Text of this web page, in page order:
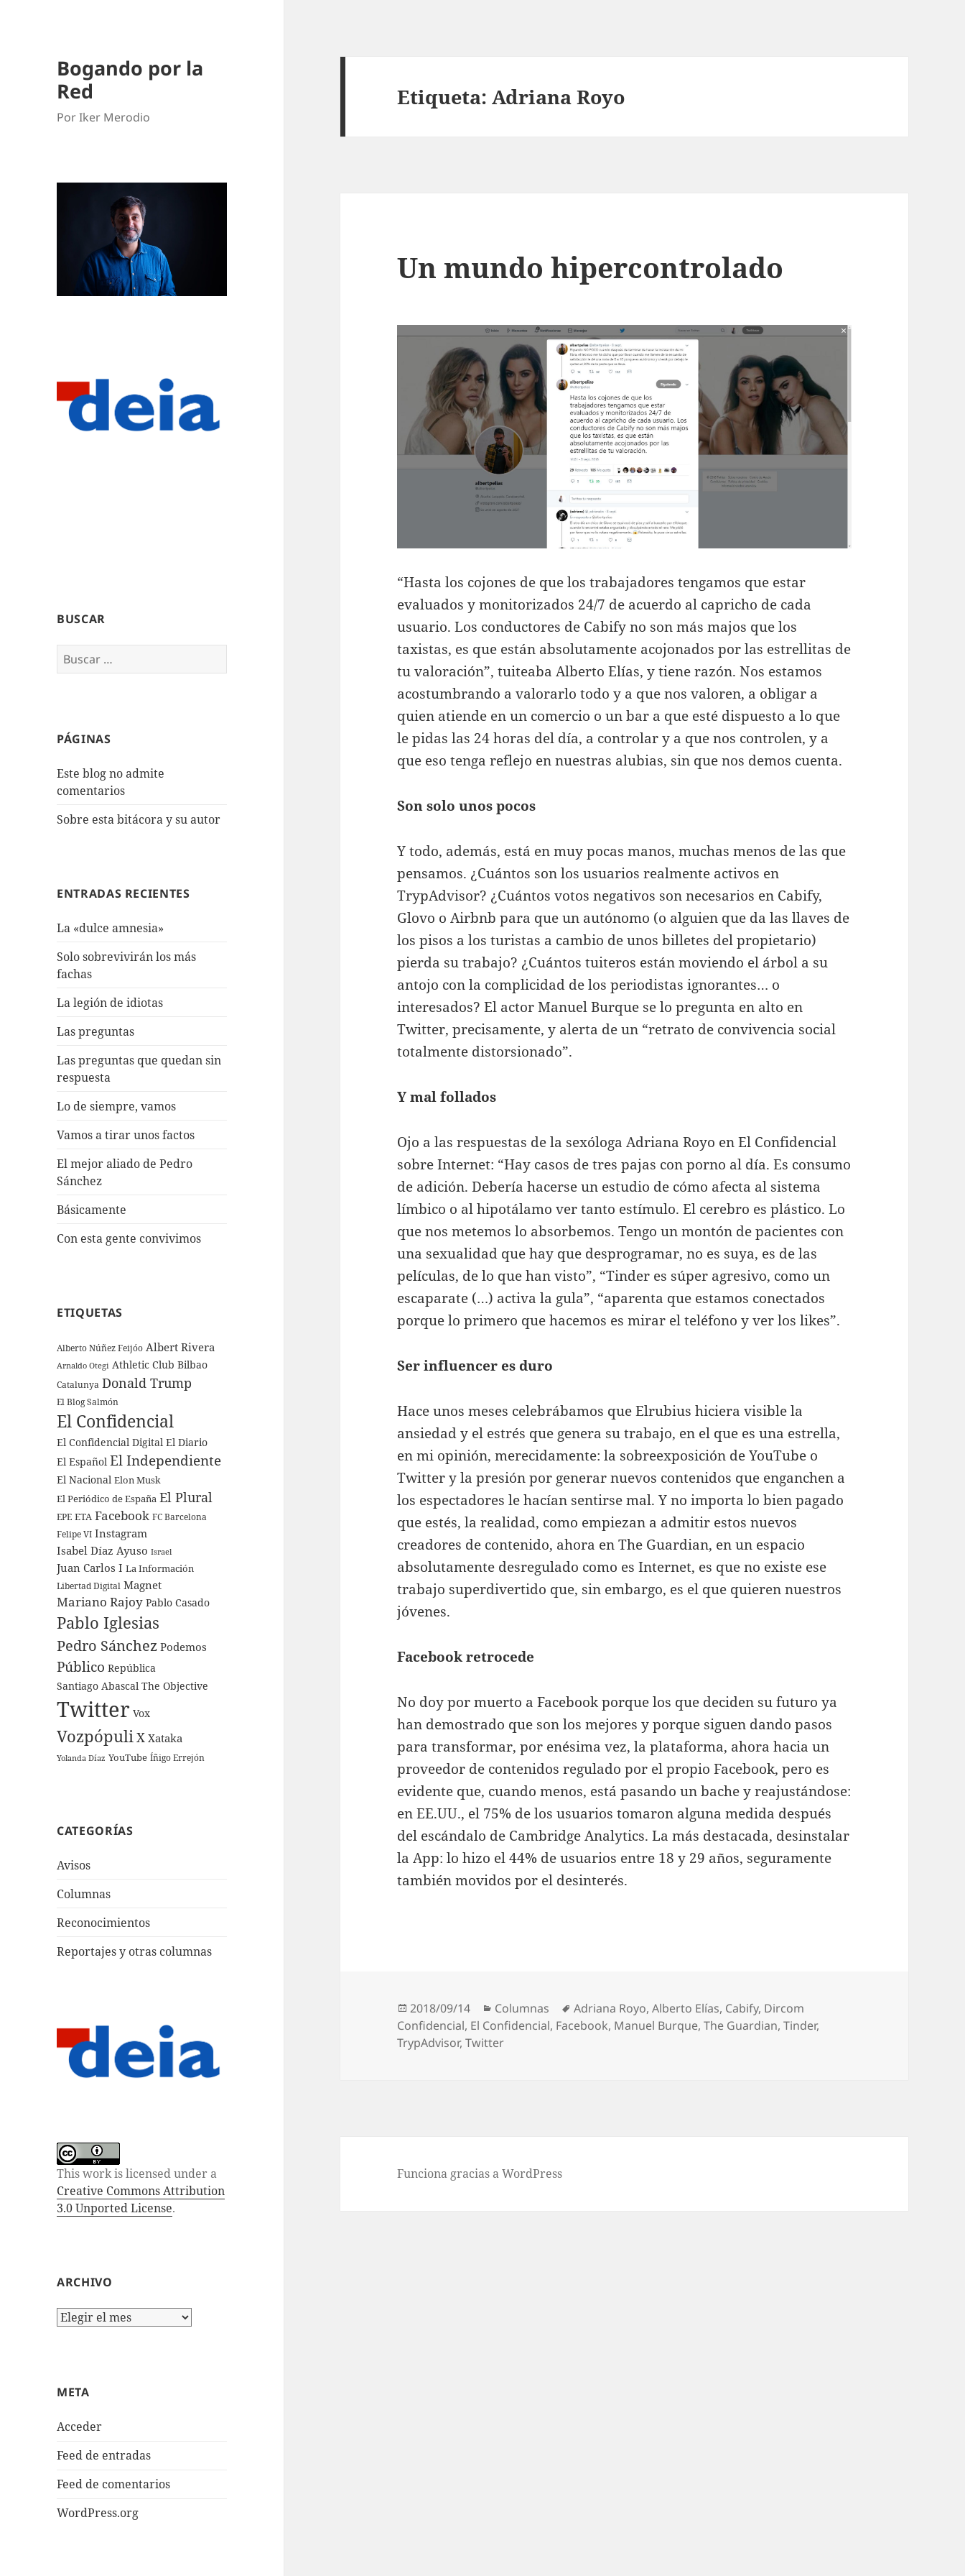
Bogando por la
Red
Por Iker Merodio
BUSCAR
Buscar:
PÁGINAS
Este blog no admite
comentarios
Sobre esta bitácora y su autor
ENTRADAS RECIENTES
La «dulce amnesia»
Solo sobrevivirán los más
fachas
La legión de idiotas
Las preguntas
Las preguntas que quedan sin
respuesta
Lo de siempre, vamos
Vamos a tirar unos factos
El mejor aliado de Pedro
Sánchez
Básicamente
Con esta gente convivimos
ETIQUETAS
Alberto Núñez Feijóo Albert Rivera
Arnaldo Otegi Athletic Club Bilbao
Catalunya Donald Trump
El Blog Salmón
El Confidencial
El Confidencial Digital El Diario
El Español El Independiente
El Nacional Elon Musk
El Periódico de España El Plural
EPE ETA Facebook FC Barcelona
Felipe VI Instagram
Isabel Díaz Ayuso Israel
Juan Carlos I La Información
Libertad Digital Magnet
Mariano Rajoy Pablo Casado
Pablo Iglesias
Pedro Sánchez Podemos
Público República
Santiago Abascal The Objective
Twitter Vox
Vozpópuli X Xataka
Yolanda Díaz YouTube Íñigo Errejón
CATEGORÍAS
Avisos
Columnas
Reconocimientos
Reportajes y otras columnas
This work is licensed under a
Creative Commons Attribution
3.0 Unported License.
ARCHIVO
Archivo
META
Acceder
Feed de entradas
Feed de comentarios
WordPress.org
Etiqueta:Adriana Royo
Un mundo hipercontrolado
“Hasta los cojones de que los trabajadores tengamos que estar
evaluados y monitorizados 24/7 de acuerdo al capricho de cada
usuario. Los conductores de Cabify no son más majos que los
taxistas, es que están absolutamente acojonados por las estrellitas de
tu valoración”, tuiteaba Alberto Elías, y tiene razón. Nos estamos
acostumbrando a valorarlo todo y a que nos valoren, a obligar a
quien atiende en un comercio o un bar a que esté dispuesto a lo que
le pidas las 24 horas del día, a controlar y a que nos controlen, y a
que eso tenga reflejo en nuestras alubias, sin que nos demos cuenta.
Son solo unos pocos
Y todo, además, está en muy pocas manos, muchas menos de las que
pensamos. ¿Cuántos son los usuarios realmente activos en
TrypAdvisor? ¿Cuántos votos negativos son necesarios en Cabify,
Glovo o Airbnb para que un autónomo (o alguien que da las llaves de
los pisos a los turistas a cambio de unos billetes del propietario)
pierda su trabajo? ¿Cuántos tuiteros están moviendo el árbol a su
antojo con la complicidad de los periodistas ignorantes… o
interesados? El actor Manuel Burque se lo pregunta en alto en
Twitter, precisamente, y alerta de un “retrato de convivencia social
totalmente distorsionado”.
Y mal follados
Ojo a las respuestas de la sexóloga Adriana Royo en El Confidencial
sobre Internet: “Hay casos de tres pajas con porno al día. Es consumo
de adición. Debería hacerse un estudio de cómo afecta al sistema
límbico o al hipotálamo ver tanto estímulo. El cerebro es plástico. Lo
que nos metemos lo absorbemos. Tengo un montón de pacientes con
una sexualidad que hay que desprogramar, no es suya, es de las
películas, de lo que han visto”, “Tinder es súper agresivo, como un
escaparate (…) activa la gula”, “aparenta que estamos conectados
porque lo primero que hacemos es mirar el teléfono y ver los likes”.
Ser influencer es duro
Hace unos meses celebrábamos que Elrubius hiciera visible la
ansiedad y el estrés que genera su trabajo, en el que es una estrella,
en mi opinión, merecidamente: la sobreexposición de YouTube o
Twitter y la presión por generar nuevos contenidos que enganchen a
los espectadores le hacían sentirse mal. Y no importa lo bien pagado
que estés, la realidad, como empiezan a admitir estos nuevos
creadores de contenido, ahora en The Guardian, en un espacio
absolutamente desregulado como es Internet, es que no existe ese
trabajo superdivertido que, sin embargo, es el que quieren nuestros
jóvenes.
Facebook retrocede
No doy por muerto a Facebook porque los que deciden su futuro ya
han demostrado que son los mejores y porque siguen dando pasos
para transformar, por enésima vez, la plataforma, ahora hacia un
proveedor de contenidos regulado por el propio Facebook, pero es
evidente que, cuando menos, está pasando un bache y reajustándose:
en EE.UU., el 75% de los usuarios tomaron alguna medida después
del escándalo de Cambridge Analytics. La más destacada, desinstalar
la App: lo hizo el 44% de usuarios entre 18 y 29 años, seguramente
también movidos por el desinterés.
Publicado
el
2018/09/14 Categorías
Columnas Etiquetas
Adriana Royo,Alberto Elías, Cabify, Dircom
Confidencial, El Confidencial, Facebook, Manuel Burque,The Guardian,Tinder,
TrypAdvisor,Twitter
Funciona gracias a WordPress